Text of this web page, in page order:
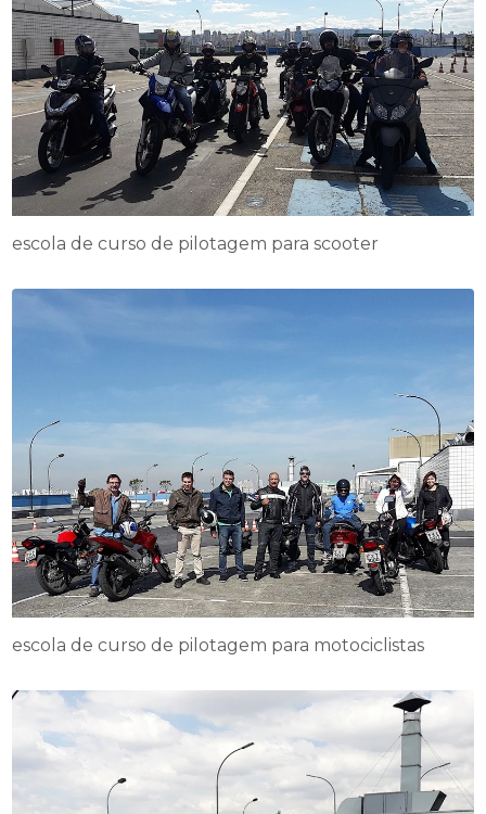
escola de curso de pilotagem para scooter
escola de curso de pilotagem para motociclistas